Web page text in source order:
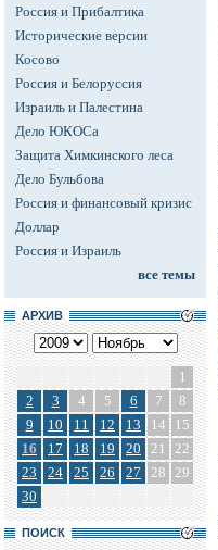
Россия и Прибалтика
Исторические версии
Косово
Россия и Белоруссия
Израиль и Палестина
Дело ЮКОСа
Защита Химкинского леса
Дело Бульбова
Россия и финансовый кризис
Доллар
Россия и Израиль
все темы
АРХИВ
1
2
3 4 5 6 7
8
9
10 11 12 13 14
15
16
17 18 19 20 21
22
23
24 25 26 27 28 29
30
ПОИСК